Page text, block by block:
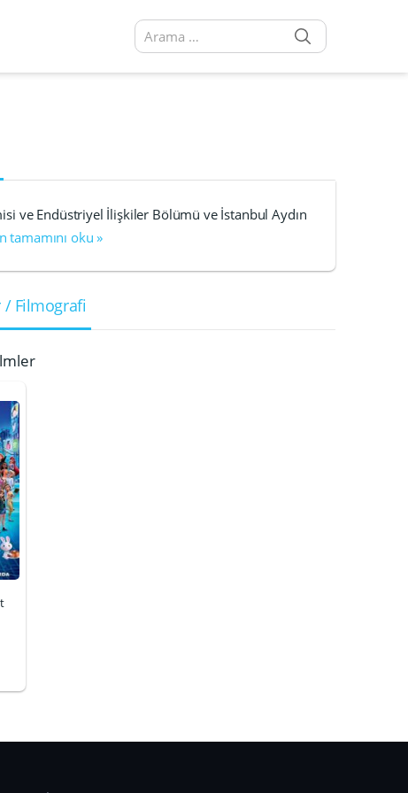
Arama sonuçları:
ve Endüstriyel İlişkiler Bölümü ve İstanbul Aydın
tamamını oku »
/ Filmografi